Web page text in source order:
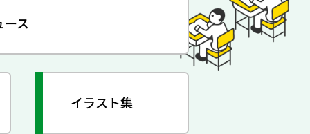
ース
イラスト集